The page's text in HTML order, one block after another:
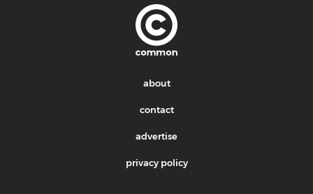
about
contact
advertise
privacy policy